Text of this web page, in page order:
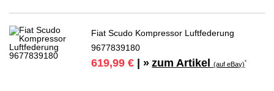
Fiat Scudo Kompressor Luftfederung
9677839180
619,99 € | » zum Artikel(auf eBay)*